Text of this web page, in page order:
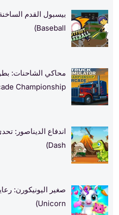
Baseball)
Championship)
Dash)
Unicorn)